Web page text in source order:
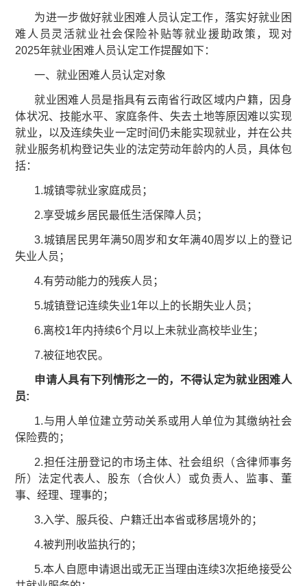
为进一步做好就业困难人员认定工作，落实好就业困
难人员灵活就业社会保险补贴等就业援助政策，现对
2025年就业困难人员认定工作提醒如下：
一、就业困难人员认定对象
就业困难人员是指具有云南省行政区域内户籍，因身
体状况、技能水平、家庭条件、失去土地等原因难以实现
就业，以及连续失业一定时间仍未能实现就业，并在公共
就业服务机构登记失业的法定劳动年龄内的人员，具体包
括：
1.城镇零就业家庭成员；
2.享受城乡居民最低生活保障人员；
3.城镇居民男年满50周岁和女年满40周岁以上的登记
失业人员；
4.有劳动能力的残疾人员；
5.城镇登记连续失业1年以上的长期失业人员；
6.离校1年内持续6个月以上未就业高校毕业生；
7.被征地农民。
申请人具有下列情形之一的，不得认定为就业困难人
员:
1.与用人单位建立劳动关系或用人单位为其缴纳社会
保险费的；
2.担任注册登记的市场主体、社会组织（含律师事务
所）法定代表人、股东（合伙人）或负责人、监事、董
事、经理、理事的；
3.入学、服兵役、户籍迁出本省或移居境外的；
4.被判刑收监执行的；
5.本人自愿申请退出或无正当理由连续3次拒绝接受公